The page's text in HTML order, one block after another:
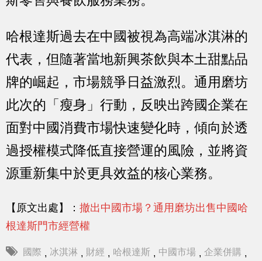
哈根達斯過去在中國被視為高端冰淇淋的
代表，但隨著當地新興茶飲與本土甜點品
牌的崛起，市場競爭日益激烈。通用磨坊
此次的「瘦身」行動，反映出跨國企業在
面對中國消費市場快速變化時，傾向於透
過授權模式降低直接營運的風險，並將資
源重新集中於更具效益的核心業務。
【原文出處】： 撤出中國市場？通用磨坊出售中國哈
根達斯門市經營權
國際 , 冰淇淋 , 財經 , 哈根達斯 , 中國市場 , 企業併購 ,